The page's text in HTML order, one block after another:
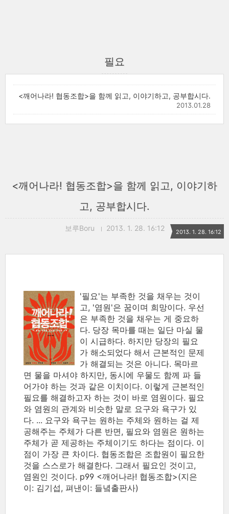
필요
<깨어나라! 협동조합>을 함께 읽고, 이야기하고, 공부합시다.
2013.01.28
<깨어나라! 협동조합>을 함께 읽고, 이야기하
고, 공부합시다.
보루Boru 2013. 1. 28. 16:12 2013. 1. 28. 16:12
'필요'는 부족한 것을 채우는 것이
고, '염원'은 꿈이며 희망이다. 우선
은 부족한 것을 채우는 게 중요하
다. 당장 목마를 때는 일단 마실 물
이 시급하다. 하지만 당장의 필요
가 해소되었다 해서 근본적인 문제
가 해결되는 것은 아니다. 목마르
면 물을 마셔야 하지만, 동시에 우물도 함께 파 들
어가야 하는 것과 같은 이치이다. 이렇게 근본적인
필요를 해결하고자 하는 것이 바로 염원이다. 필요
와 염원의 관계와 비슷한 말로 요구와 욕구가 있
다. ... 요구와 욕구는 원하는 주체와 원하는 걸 제
공해주는 주체가 다른 반면, 필요와 염원은 원하는
주체가 곧 제공하는 주체이기도 하다는 점이다. 이
점이 가장 큰 차이다. 협동조합은 조합원이 필요한
것을 스스로가 해결한다. 그래서 필요인 것이고,
염원인 것이다. p99 <깨어나라! 협동조합>(지은
이: 김기섭, 펴낸이: 들녘출판사)